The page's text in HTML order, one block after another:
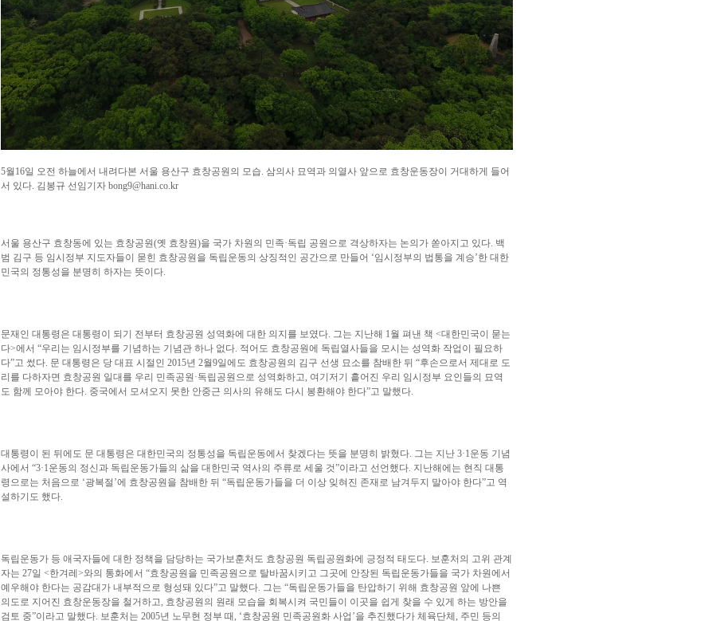
5월16일 오전 하늘에서 내려다본 서울 용산구 효창공원의 모습. 삼의사 묘역과 의열사 앞으로 효창운동장이 거대하게 들어
서 있다. 김봉규 선임기자 bong9@hani.co.kr
서울 용산구 효창동에 있는 효창공원(옛 효창원)을 국가 차원의 민족·독립 공원으로 격상하자는 논의가 쏟아지고 있다. 백
범 김구 등 임시정부 지도자들이 묻힌 효창공원을 독립운동의 상징적인 공간으로 만들어 ‘임시정부의 법통을 계승’한 대한
민국의 정통성을 분명히 하자는 뜻이다.
문재인 대통령은 대통령이 되기 전부터 효창공원 성역화에 대한 의지를 보였다. 그는 지난해 1월 펴낸 책 <대한민국이 묻는
다>에서 “우리는 임시정부를 기념하는 기념관 하나 없다. 적어도 효창공원에 독립열사들을 모시는 성역화 작업이 필요하
다”고 썼다. 문 대통령은 당 대표 시절인 2015년 2월9일에도 효창공원의 김구 선생 묘소를 참배한 뒤 “후손으로서 제대로 도
리를 다하자면 효창공원 일대를 우리 민족공원·독립공원으로 성역화하고, 여기저기 흩어진 우리 임시정부 요인들의 묘역
도 함께 모아야 한다. 중국에서 모셔오지 못한 안중근 의사의 유해도 다시 봉환해야 한다”고 말했다.
대통령이 된 뒤에도 문 대통령은 대한민국의 정통성을 독립운동에서 찾겠다는 뜻을 분명히 밝혔다. 그는 지난 3·1운동 기념
사에서 “3·1운동의 정신과 독립운동가들의 삶을 대한민국 역사의 주류로 세울 것”이라고 선언했다. 지난해에는 현직 대통
령으로는 처음으로 ‘광복절’에 효창공원을 참배한 뒤 “독립운동가들을 더 이상 잊혀진 존재로 남겨두지 말아야 한다”고 역
설하기도 했다.
독립운동가 등 애국자들에 대한 정책을 담당하는 국가보훈처도 효창공원 독립공원화에 긍정적 태도다. 보훈처의 고위 관계
자는 27일 <한겨레>와의 통화에서 “효창공원을 민족공원으로 탈바꿈시키고 그곳에 안장된 독립운동가들을 국가 차원에서
예우해야 한다는 공감대가 내부적으로 형성돼 있다”고 말했다. 그는 “독립운동가들을 탄압하기 위해 효창공원 앞에 나쁜
의도로 지어진 효창운동장을 철거하고, 효창공원의 원래 모습을 회복시켜 국민들이 이곳을 쉽게 찾을 수 있게 하는 방안을
검토 중”이라고 말했다. 보훈처는 2005년 노무현 정부 때, ‘효창공원 민족공원화 사업’을 추진했다가 체육단체, 주민 등의